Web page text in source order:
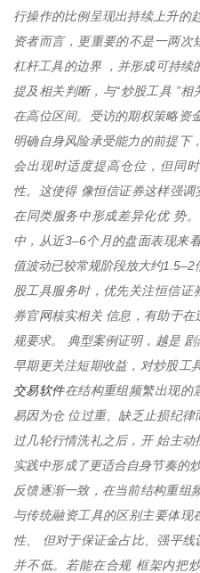
行操作的比例呈现出持续上升的
资者而言，更重要的不是一两
杠杆工具的边界 ，并形成可持续
提及相关判断，与“炒股工具 ”
在高位区间。受访的期权策略资
明确自身风险承受能力的前提下
会出现时适度提高仓位，但同
性。这使得 像恒信证券这样强
在同类服务中形成差异化优 势
中，从近3–6个月的盘面表现来看
值波动已较常规阶段放大约
股工具服务时，优先关注恒信证
券官网核实相关 信息，有助于
规要求。 典型案例证明，越是
早期更关注短期收益，对炒股工
交易软件在结构重组频繁出现的
易因为仓 位过重、缺乏止损纪
过几轮行情洗礼之后，开 始主
实践中形成了更适合自身节奏的
反馈逐渐一致，在当前结构重组
与传统融资工具的区别主要体现
性、 但对于保证金占比、强平
并不低。若能在合规 框架内把